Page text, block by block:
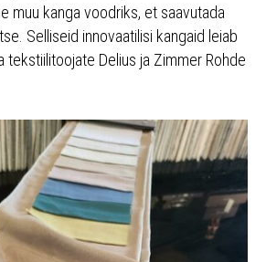
muu kanga voodriks, et saavutada
Selliseid innovaatilisi kangaid leiab
tekstiilitoojate Delius ja Zimmer Rohde